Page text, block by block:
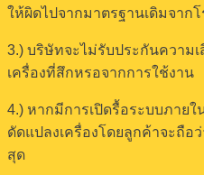
ให้ผิดไปจากมาตรฐานเดิมจากโ
3.) บริษัทจะไม่รับประกันความ
เครื่องที่สึกหรอจากการใช้งาน
4.) หากมีการเปิดรื้อระบบภายใ
ดัดแปลงเครื่องโดยลูกค้าจะถือ
สุด